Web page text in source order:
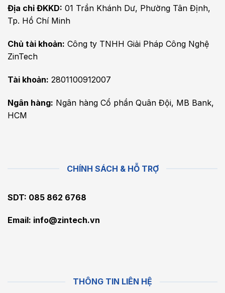
Địa chỉ ĐKKD: 01 Trần Khánh Dư, Phường Tân Định,
Tp. Hồ Chí Minh
Chủ tài khoản: Công ty TNHH Giải Pháp Công Nghệ
ZinTech
Tài khoản: 2801100912007
Ngân hàng: Ngân hàng Cổ phần Quân Đội, MB Bank,
HCM
CHÍNH SÁCH & HỖ TRỢ
SDT: 085 862 6768
Email: info@zintech.vn
THÔNG TIN LIÊN HỆ